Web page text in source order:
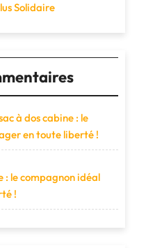
Solidaire
à dos cabine : le
en toute liberté !
: le compagnon idéal
!